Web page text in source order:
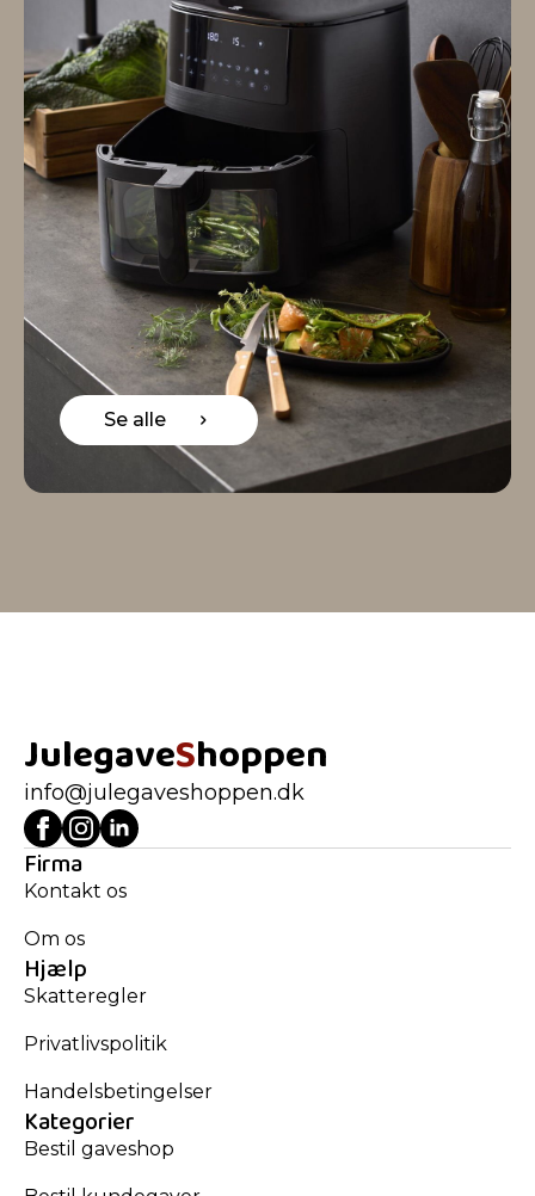
Se alle
JulegaveShoppen
info@julegaveshoppen.dk
Firma
Kontakt os
Om os
Hjælp
Skatteregler
Privatlivspolitik
Handelsbetingelser
Kategorier
Bestil gaveshop